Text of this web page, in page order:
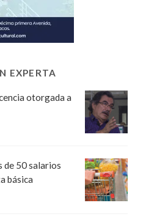
EXPERTA
otorgada a
de 50 salarios
básica